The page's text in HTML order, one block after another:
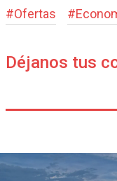
#Ofertas #
Déjanos tus